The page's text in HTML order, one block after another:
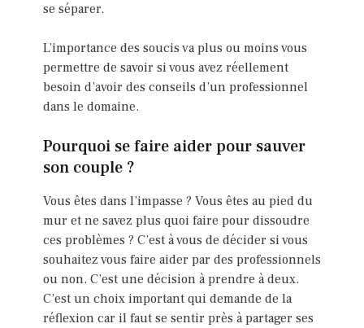
se séparer.
L’importance des soucis va plus ou moins vous
permettre de savoir si vous avez réellement
besoin d’avoir des conseils d’un professionnel
dans le domaine.
Pourquoi se faire aider pour sauver
son couple ?
Vous êtes dans l’impasse ? Vous êtes au pied du
mur et ne savez plus quoi faire pour dissoudre
ces problèmes ? C’est à vous de décider si vous
souhaitez vous faire aider par des professionnels
ou non. C’est une décision à prendre à deux.
C’est un choix important qui demande de la
réflexion car il faut se sentir près à partager ses